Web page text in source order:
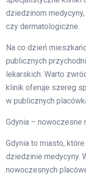
dziedzinom
czy dermatologiczne.
Na co dzień
publicznych
lekarskich. Warto
klinik oferuje szereg
w publicznych
Gdynia – nowoczesne
Gdynia to miasto,
dziedzinie medycyny.
nowoczesnych